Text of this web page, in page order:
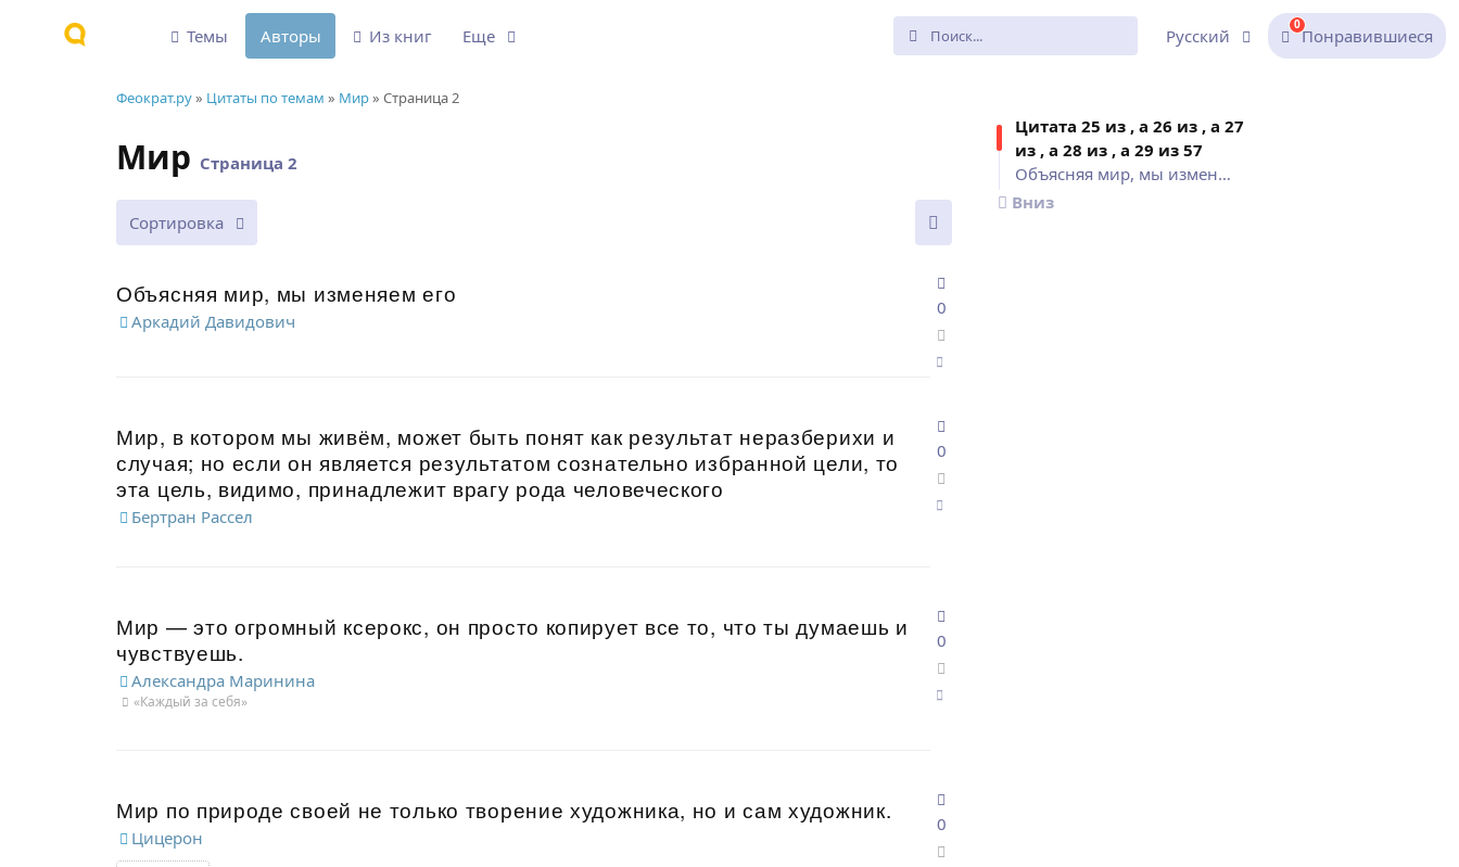
Феократ.ру» Цитаты по темам » Мир» Страница 2
Мир Страница 2
Сортировка
Объясняя мир, мы изменяем его
Аркадий Давидович
0
Мир, в котором мы живём, может быть понят как результат неразберихи и
случая; но если он является результатом сознательно избранной цели, то
эта цель, видимо, принадлежит врагу рода человеческого
Бертран Рассел
0
Мир — это огромный ксерокс, он просто копирует все то, что ты думаешь и
чувствуешь.
Александра Маринина
«Каждый за себя»
0
Мир по природе своей не только творение художника, но и сам художник.
Цицерон
0
Цитата 25 из , а 26 из , а 27
из , а 28 из , а 29 из 57
Объясняя мир, мы изменяем его......., Мир, в котором мы живём, может быт, Мир - это огромный ксерокс,..., Мир по природе своей не..., Для меня мир – свод...
Вниз
Темы Авторы Из книг Еще Русский
0
Понравившиеся